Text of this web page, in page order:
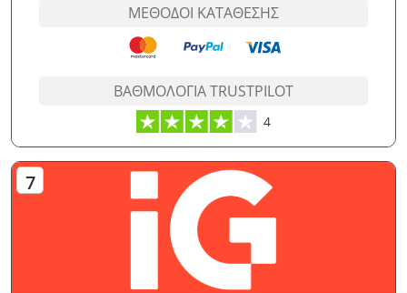
ΜΈΘΟΔΟΙ ΚΑΤΆΘΕΣΗΣ
ΒΑΘΜΟΛΟΓΊΑ TRUSTPILOT
4